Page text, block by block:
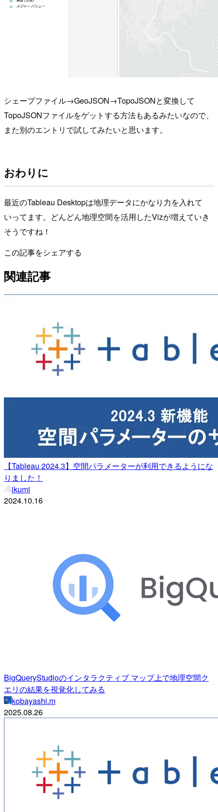
シェープファイル→GeoJSON→TopoJSONと変換して
TopoJSONファイルをゲットする方法もあるみたいなので、
また別のエントリで試してみたいと思います。
おわりに
最近のTableau Desktopは地理データにかなり力を入れて
いってます。どんどん地理空間を活用したVizが増えていき
そうですね！
この記事をシェアする
関連記事
【Tableau 2024.3】空間パラメーターが利用できるようにな
りました！
ikumi
2024.10.16
BigQueryStudioのインタラクティブ マップ上で地理空間ク
エリの結果を視覚化してみる
kobayashi.m
2025.08.26